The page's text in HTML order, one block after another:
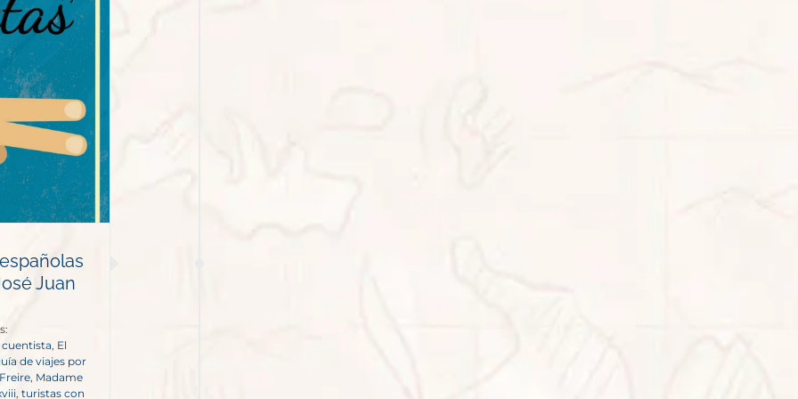
Juan
cuentista El
de viajes por
Madame
, turistas con